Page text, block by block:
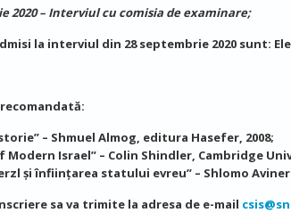
2020 – Interviul cu comisia de examinare;
la interviul din 28 septembrie 2020 sunt:
– Shmuel Almog, editura Hasefer, 2008;
Modern Israel” – Colin Shindler, Cambridge
și înființarea statului evreu” – Shlomo
sa va trimite la adresa de e-mail